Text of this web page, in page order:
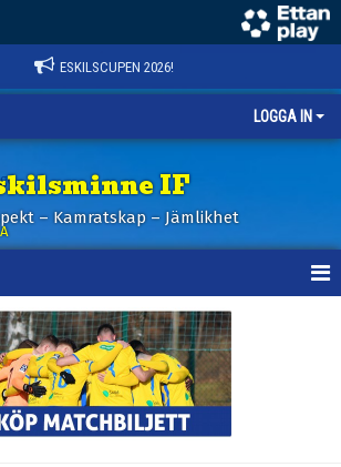
ESKILSCUPEN 2026!
LOGGA IN
IF
– Kamratskap – Jämlikhet